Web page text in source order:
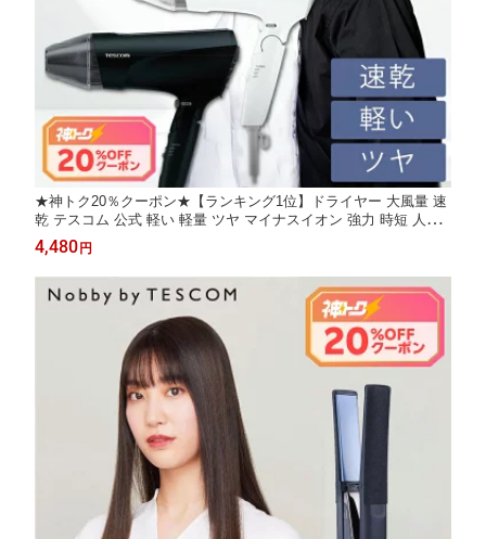
★神トク20％クーポン★【ランキング1位】ドライヤー 大風量 速
乾 テスコム 公式 軽い 軽量 ツヤ マイナスイオン 強力 時短 人気
TID2400B 艶 ランキング おすすめ 母の日 人気 1年保証 1300W T
ESCOM 黒 ブラック 白 ホワイト ヘアドライヤー 男性 男 早く乾
く 大風圧 ヘア
4,480 円